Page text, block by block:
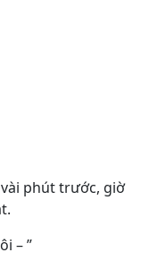
phút trước, giờ
– ”